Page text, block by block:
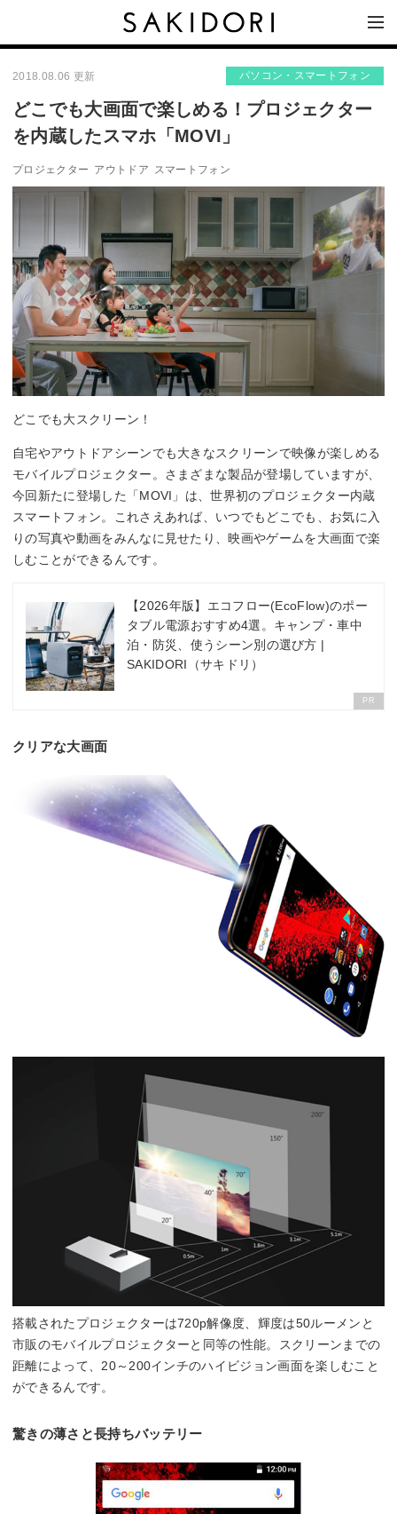
2018.08.06 更新 パソコン・スマートフォン
どこでも大画面で楽しめる！プロジェクター
を内蔵したスマホ「MOVI」
プロジェクター アウトドア スマートフォン
どこでも大スクリーン！
自宅やアウトドアシーンでも大きなスクリーンで映像が楽しめる
モバイルプロジェクター。さまざまな製品が登場していますが、
今回新たに登場した「MOVI」は、世界初のプロジェクター内蔵
スマートフォン。これさえあれば、いつでもどこでも、お気に入
りの写真や動画をみんなに見せたり、映画やゲームを大画面で楽
しむことができるんです。
【2026年版】エコフロー(EcoFlow)のポー
タブル電源おすすめ4選。キャンプ・車中
泊・防災、使うシーン別の選び方 |
SAKIDORI（サキドリ）
PR
クリアな大画面
搭載されたプロジェクターは720p解像度、輝度は50ルーメンと
市販のモバイルプロジェクターと同等の性能。スクリーンまでの
距離によって、20～200インチのハイビジョン画面を楽しむこと
ができるんです。
驚きの薄さと長持ちバッテリー